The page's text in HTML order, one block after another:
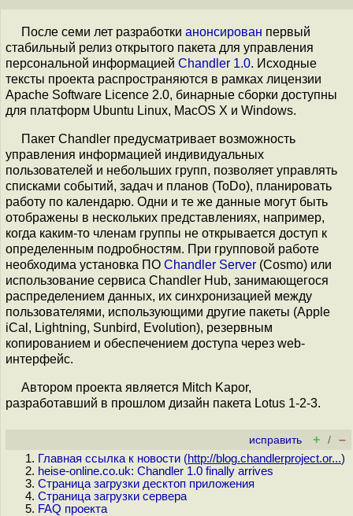
После семи лет разработки анонсирован первый
стабильный релиз открытого пакета для управления
персональной информацией Chandler 1.0. Исходные
тексты проекта распространяются в рамках лицензии
Apache Software Licence 2.0, бинарные сборки доступны
для платформ Ubuntu Linux, MacOS X и Windows.
Пакет Chandler предусматривает возможность
управления информацией индивидуальных
пользователей и небольших групп, позволяет управлять
списками событий, задач и планов (ToDo), планировать
работу по календарю. Одни и те же данные могут быть
отображены в нескольких представлениях, например,
когда каким-то членам группы не открывается доступ к
определенным подробностям. При групповой работе
необходима установка ПО Chandler Server (Cosmo) или
использование сервиса Chandler Hub, занимающегося
распределением данных, их синхронизацией между
пользователями, использующими другие пакеты (Apple
iCal, Lightning, Sunbird, Evolution), резервным
копированием и обеспечением доступа через web-
интерфейс.
Автором проекта является Mitch Kapor,
разработавший в прошлом дизайн пакета Lotus 1-2-3.
исправить + / –
Главная ссылка к новости (http://blog.chandlerproject.or...)
heise-online.co.uk: Chandler 1.0 finally arrives
Страница загрузки десктоп приложения
Страница загрузки сервера
FAQ проекта